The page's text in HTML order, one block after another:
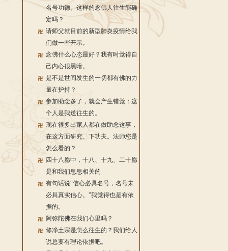
名号功德。这样的念佛人往生能确
定吗？
请师父就目前的新型肺炎疫情给我
们做一些开示。
念佛什么心态最好？我有时觉得自
己内心很黑暗。
是不是世间发生的一切都有佛的力
量在护持？
参加助念多了，就会产生错觉：这
个人是我送往生的。
现在很多出家人都在做助念这事，
在这方面研究、下功夫。法师您是
怎么看的？
四十八愿中，十八、十九、二十愿
是和我们息息相关的
有句话说“信心必具名号，名号未
必具真实信心。”我觉得也是有依
据的。
阿弥陀佛在我们心里吗？
修净土宗是怎么往生的？我们给人
说总要有理论依据吧。